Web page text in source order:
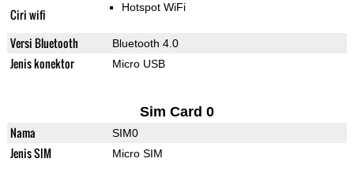
Ciri wifi Hotspot WiFi
Versi Bluetooth Bluetooth 4.0
Jenis konektor Micro USB
Sim Card 0
Nama SIM0
Jenis SIM Micro SIM